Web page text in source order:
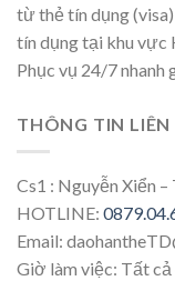
từ thẻ tín dụng
tín dụng tại khu vực
Phục vụ 24/7 nhanh
THÔNG TIN LIÊN
Cs1 : Nguyễn Xiển –
HOTLINE:
Email:
Giờ làm việc: Tất cả